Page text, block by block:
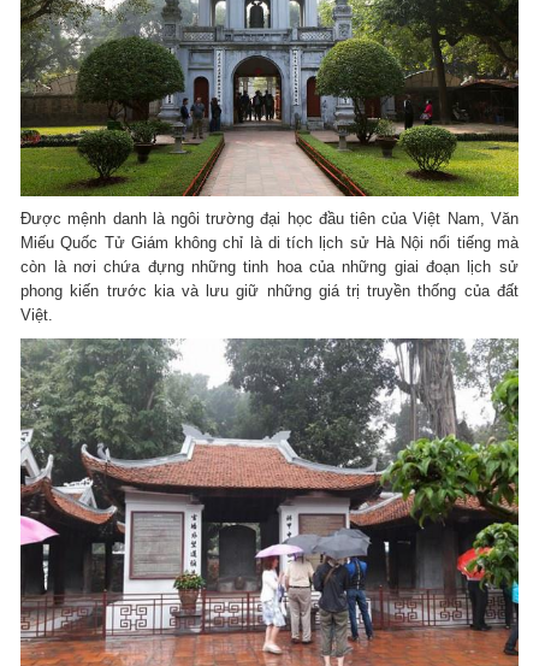
Được mệnh danh là ngôi trường đại học đầu tiên của Việt Nam, Văn
Miếu Quốc Tử Giám không chỉ là di tích lịch sử Hà Nội nổi tiếng mà
còn là nơi chứa đựng những tinh hoa của những giai đoạn lịch sử
phong kiến trước kia và lưu giữ những giá trị truyền thống của đất
Việt.